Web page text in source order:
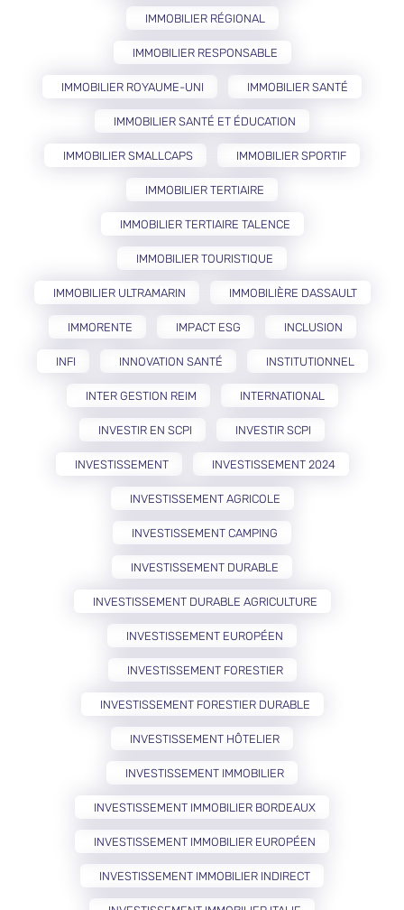
IMMOBILIER RÉGIONAL
IMMOBILIER RESPONSABLE
IMMOBILIER ROYAUME-UNI IMMOBILIER SANTÉ
IMMOBILIER SANTÉ ET ÉDUCATION
IMMOBILIER SMALLCAPS IMMOBILIER SPORTIF
IMMOBILIER TERTIAIRE
IMMOBILIER TERTIAIRE TALENCE
IMMOBILIER TOURISTIQUE
IMMOBILIER ULTRAMARIN IMMOBILIÈRE DASSAULT
IMMORENTE IMPACT ESG INCLUSION
INFI INNOVATION SANTÉ INSTITUTIONNEL
INTER GESTION REIM INTERNATIONAL
INVESTIR EN SCPI INVESTIR SCPI
INVESTISSEMENT INVESTISSEMENT 2024
INVESTISSEMENT AGRICOLE
INVESTISSEMENT CAMPING
INVESTISSEMENT DURABLE
INVESTISSEMENT DURABLE AGRICULTURE
INVESTISSEMENT EUROPÉEN
INVESTISSEMENT FORESTIER
INVESTISSEMENT FORESTIER DURABLE
INVESTISSEMENT HÔTELIER
INVESTISSEMENT IMMOBILIER
INVESTISSEMENT IMMOBILIER BORDEAUX
INVESTISSEMENT IMMOBILIER EUROPÉEN
INVESTISSEMENT IMMOBILIER INDIRECT